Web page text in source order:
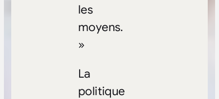
les
moyens.
»
La
politique